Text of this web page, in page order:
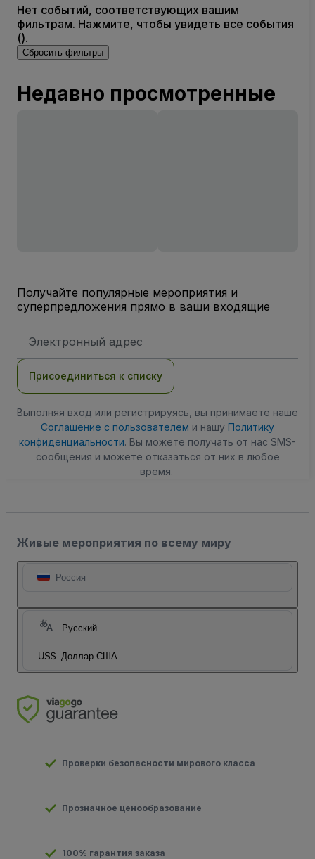
Нет событий, соответствующих вашим
фильтрам. Нажмите, чтобы увидеть все события
().
Сбросить фильтры
Недавно просмотренные
Получайте популярные мероприятия и
суперпредложения прямо в ваши входящие
электронной
Присоединиться к списку
Выполняя вход или регистрируясь, вы принимаете наше
Соглашение с пользователем и нашу Политику
конфиденциальности. Вы можете получать от нас SMS-
сообщения и можете отказаться от них в любое
время.
Живые мероприятия по всему миру
Россия
Русский
US$ Доллар США
Проверки безопасности мирового класса
Прозначное ценообразование
100% гарантия заказа